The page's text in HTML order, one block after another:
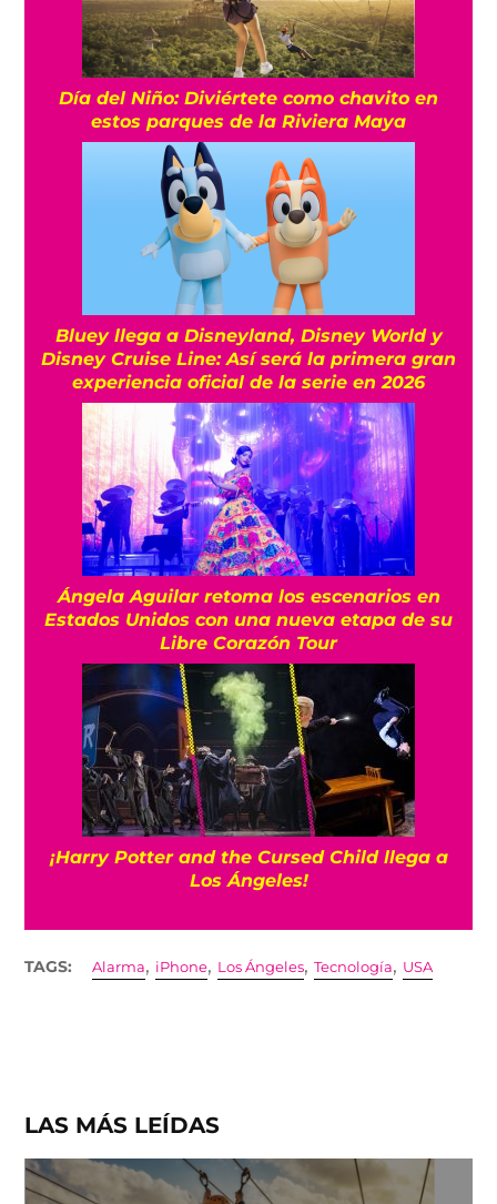
Día del Niño: Diviértete como chavito en
estos parques de la Riviera Maya
Bluey llega a Disneyland, Disney World y
Disney Cruise Line: Así será la primera gran
experiencia oficial de la serie en 2026
Ángela Aguilar retoma los escenarios en
Estados Unidos con una nueva etapa de su
Libre Corazón Tour
¡Harry Potter and the Cursed Child llega a
Los Ángeles!
TAGS: Alarma, iPhone, Los Ángeles,Tecnología, USA
LAS MÁS LEÍDAS